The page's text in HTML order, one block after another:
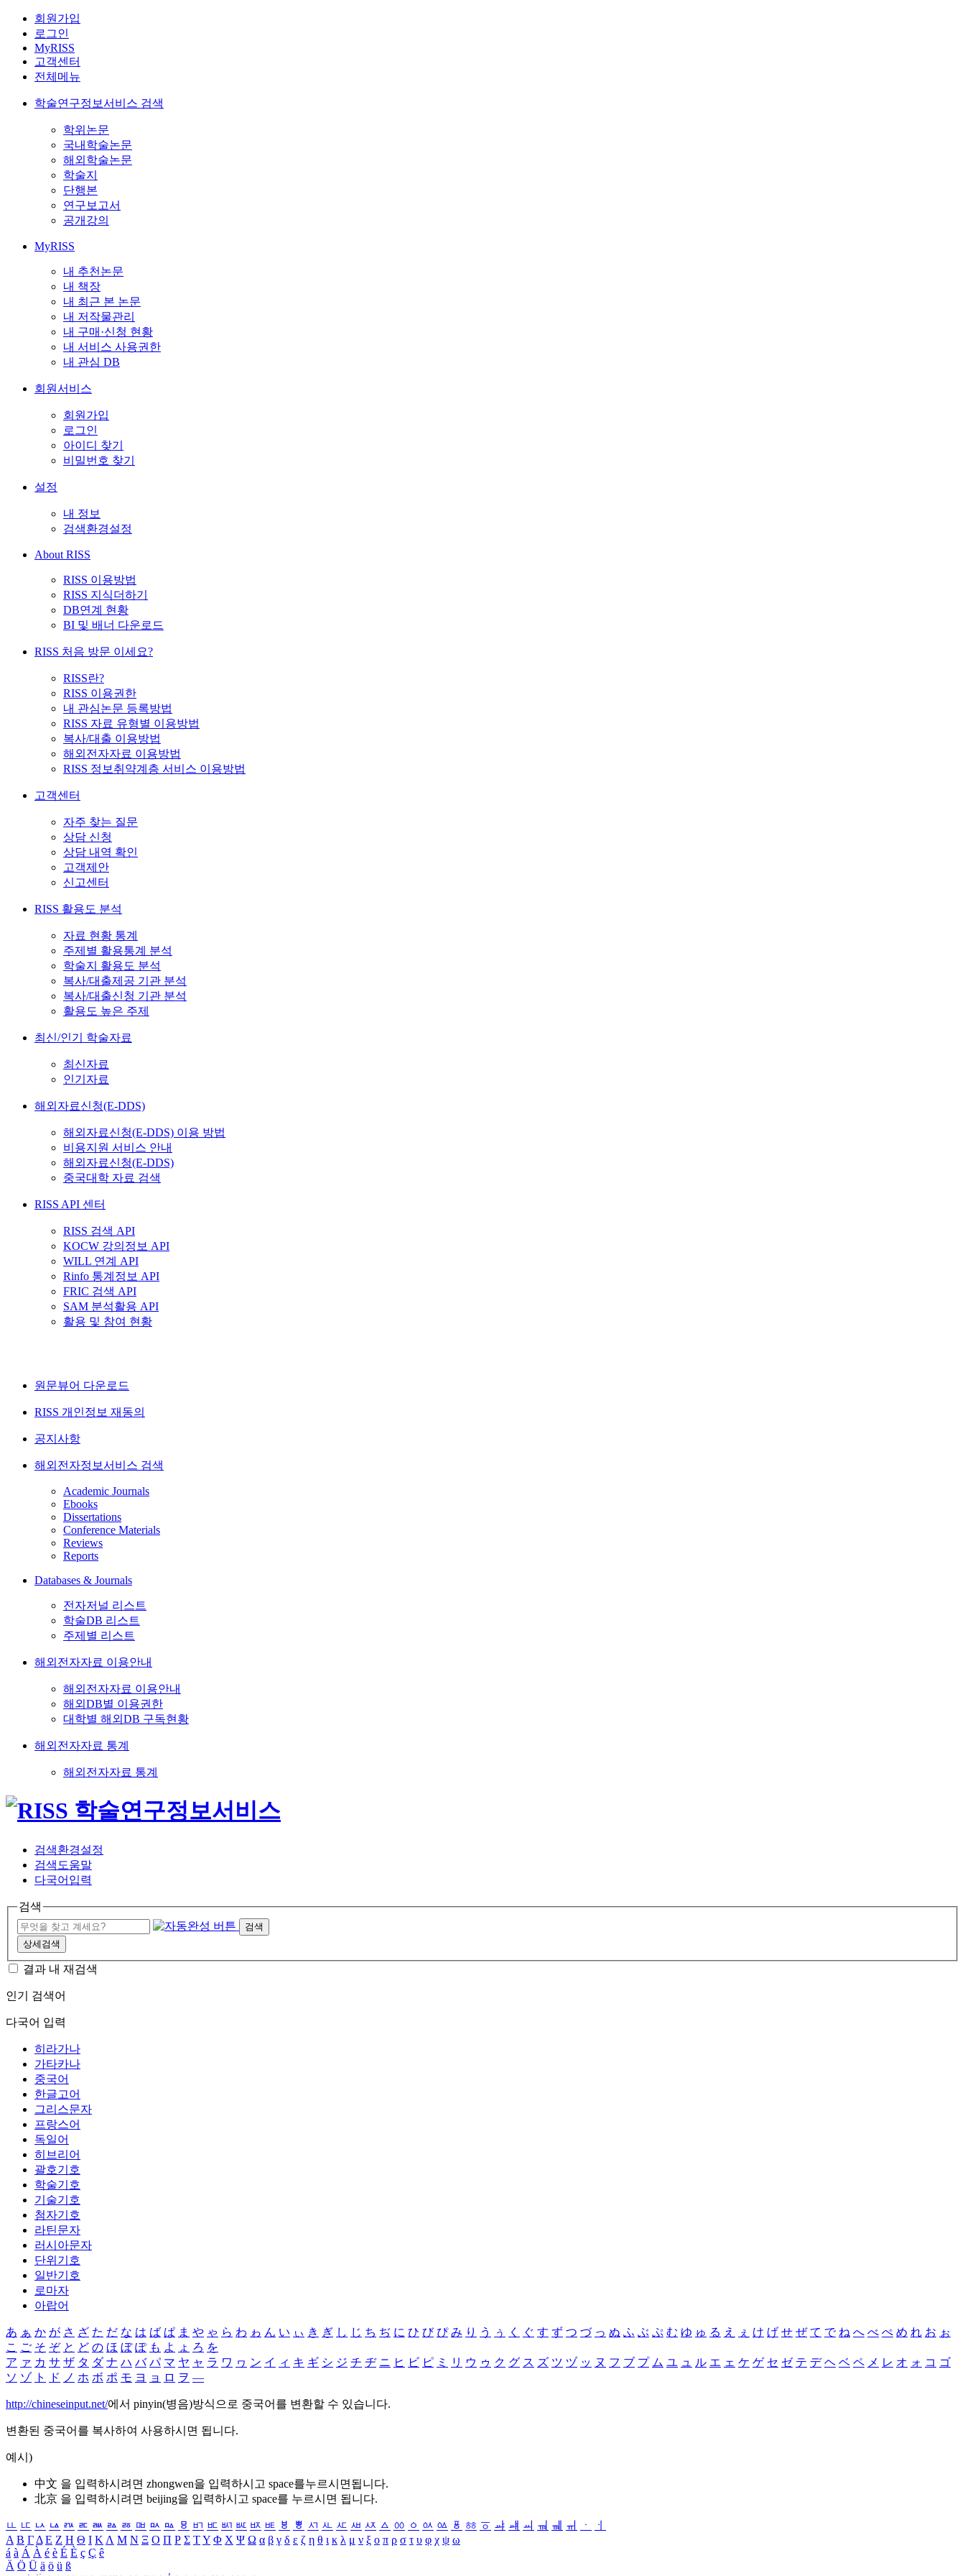
회원가입
로그인
MyRISS
고객센터
전체메뉴
학술연구정보서비스 검색
학위논문
국내학술논문
해외학술논문
학술지
단행본
연구보고서
공개강의
MyRISS
내 추천논문
내 책장
내 최근 본 논문
내 저작물관리
내 구매·신청 현황
내 서비스 사용권한
내 관심 DB
회원서비스
회원가입
로그인
아이디 찾기
비밀번호 찾기
설정
내 정보
검색환경설정
About RISS
RISS 이용방법
RISS 지식더하기
DB연계 현황
BI 및 배너 다운로드
RISS 처음 방문 이세요?
RISS란?
RISS 이용권한
내 관심논문 등록방법
RISS 자료 유형별 이용방법
복사/대출 이용방법
해외전자자료 이용방법
RISS 정보취약계층 서비스 이용방법
고객센터
자주 찾는 질문
상담 신청
상담 내역 확인
고객제안
신고센터
RISS 활용도 분석
자료 현황 통계
주제별 활용통계 분석
학술지 활용도 분석
복사/대출제공 기관 분석
복사/대출신청 기관 분석
활용도 높은 주제
최신/인기 학술자료
최신자료
인기자료
해외자료신청(E-DDS)
해외자료신청(E-DDS) 이용 방법
비용지원 서비스 안내
해외자료신청(E-DDS)
중국대학 자료 검색
RISS API 센터
RISS 검색 API
KOCW 강의정보 API
WILL 연계 API
Rinfo 통계정보 API
FRIC 검색 API
SAM 분석활용 API
활용 및 참여 현황
원문뷰어 다운로드
RISS 개인정보 재동의
공지사항
해외전자정보서비스 검색
Academic Journals
Ebooks
Dissertations
Conference Materials
Reviews
Reports
Databases & Journals
전자저널 리스트
학술DB 리스트
주제별 리스트
해외전자자료 이용안내
해외전자자료 이용안내
해외DB별 이용권한
대학별 해외DB 구독현황
해외전자자료 통계
해외전자자료 통계
검색환경설정
검색도움말
다국어입력
검색
검색
상세검색
결과 내 재검색
인기 검색어
다국어 입력
히라가나
가타카나
중국어
한글고어
그리스문자
프랑스어
독일어
히브리어
괄호기호
학술기호
기술기호
첨자기호
라틴문자
러시아문자
단위기호
일반기호
로마자
아랍어
あ ぁ か が さ ざ た だ な は ば ぱ ま や ゃ ら わ ゎ ん い ぃ き ぎ し じ ち ぢ に ひ び ぴ み り う ぅ く ぐ す ず つ づ っ ぬ ふ ぶ ぷ む ゆ ゅ る え ぇ け げ せ ぜ て で ね へ べ ぺ め れ お ぉ
こ ご そ ぞ と ど の ほ ぼ ぽ も よ ょ ろ を
ア ァ カ サ ザ タ ダ ナ ハ バ パ マ ヤ ャ ラ ワ ヮ ン イ ィ キ ギ シ ジ チ ヂ ニ ヒ ビ ピ ミ リ ウ ゥ ク グ ス ズ ツ ヅ ッ ヌ フ ブ プ ム ユ ュ ル エ ェ ケ ゲ セ ゼ テ デ ヘ ベ ペ メ レ オ ォ コ ゴ
ソ ゾ ト ド ノ ホ ボ ポ モ ヨ ョ ロ ヲ ―
http://chineseinput.net/에서 pinyin(병음)방식으로 중국어를 변환할 수 있습니다.
변환된 중국어를 복사하여 사용하시면 됩니다.
예시)
中文 을 입력하시려면 zhongwen을 입력하시고 space를누르시면됩니다.
北京 을 입력하시려면 beijing을 입력하시고 space를 누르시면 됩니다.
ㅥ ㅦ ㅧ ㅨ ㅩ ㅪ ㅫ ㅬ ㅭ ㅮ ㅯ ㅰ ㅱ ㅲ ㅳ ㅴ ㅵ ㅶ ㅷ ㅸ ㅹ ㅺ ㅻ ㅼ ㅽ ㅾ ㅿ ㆀ ㆁ ㆂ ㆃ ㆄ ㆅ ㆆ ㆇ ㆈ ㆉ ㆊ ㆋ ㆌ ㆍ
ㆎ
Α Β ΓΔ Ε Ζ Η Θ Ι ΚΛ Μ Ν Ξ Ο Π Ρ Σ ΤΥ Φ Χ Ψ Ω α β γ δ ε ζ η θ ι κ λ μ ν ξ ο π ρ σ τ υ φ χ ψ ω
á à Á À é è É È ç Ç ê
Ä Ö Ü ä ö ü ß